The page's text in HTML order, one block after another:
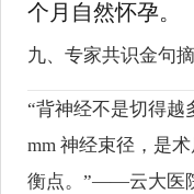
个月自然怀孕。
九、专家共识金句
“背神经不是切得
mm 神经束径，是
衡点。”——云大医